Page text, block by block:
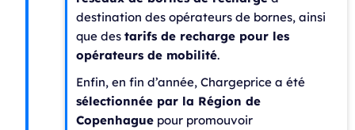
destination des opérateurs de bornes, ainsi
que destarifs de recharge pour les
opérateurs de mobilité.
Enfin, en fin d’année, Chargeprice a été
sélectionnée par la Région de
Copenhague pour promouvoir